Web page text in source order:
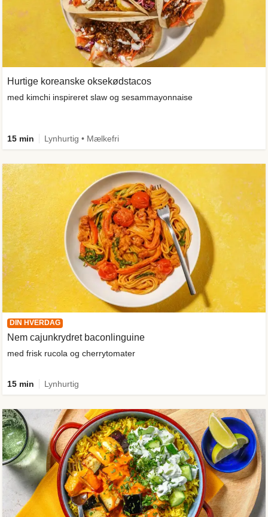
Hurtige koreanske oksekødstacos
med kimchi inspireret slaw og sesammayonnaise
15 min Lynhurtig • Mælkefri
DIN HVERDAG
Nem cajunkrydret baconlinguine
med frisk rucola og cherrytomater
15 min Lynhurtig